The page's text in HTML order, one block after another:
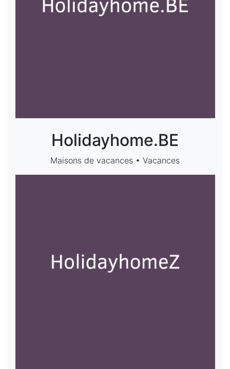
Holidayhome.BE
Maisons de vacances • Vacances